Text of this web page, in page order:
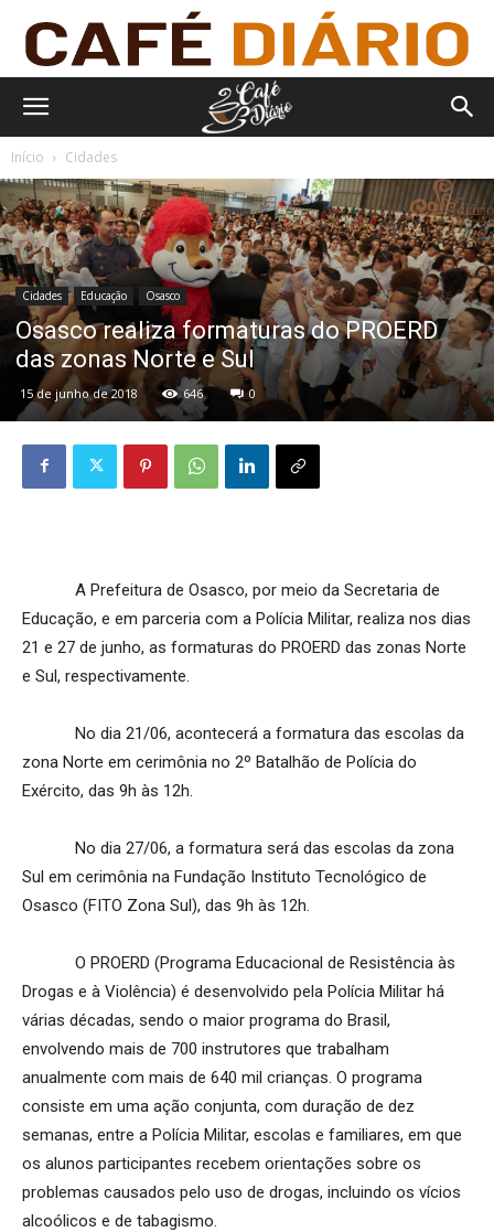
Início Cidades
Cidades Educação Osasco
Osasco realiza formaturas do PROERD
das zonas Norte e Sul
15 de junho de 2018 646 0
A Prefeitura de Osasco, por meio da Secretaria de
Educação, e em parceria com a Polícia Militar, realiza nos dias
21 e 27 de junho, as formaturas do PROERD das zonas Norte
e Sul, respectivamente.
No dia 21/06, acontecerá a formatura das escolas da
zona Norte em cerimônia no 2º Batalhão de Polícia do
Exército, das 9h às 12h.
No dia 27/06, a formatura será das escolas da zona
Sul em cerimônia na Fundação Instituto Tecnológico de
Osasco (FITO Zona Sul), das 9h às 12h.
O PROERD (Programa Educacional de Resistência às
Drogas e à Violência) é desenvolvido pela Polícia Militar há
várias décadas, sendo o maior programa do Brasil,
envolvendo mais de 700 instrutores que trabalham
anualmente com mais de 640 mil crianças. O programa
consiste em uma ação conjunta, com duração de dez
semanas, entre a Polícia Militar, escolas e familiares, em que
os alunos participantes recebem orientações sobre os
problemas causados pelo uso de drogas, incluindo os vícios
alcoólicos e de tabagismo.